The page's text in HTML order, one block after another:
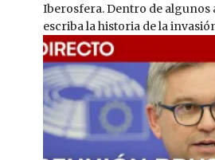
Iberosfera. Dentro de algunos
escriba la historia de la